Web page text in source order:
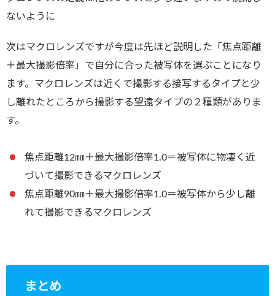
ないように
次はマクロレンズですが今度は先ほど説明した「焦点距離
＋最大撮影倍率」で自分に合った被写体を選ぶことになり
ます。マクロレンズは近くで撮影する接写するタイプと少
し離れたところから撮影する望遠タイプの２種類がありま
す。
焦点距離12㎜＋最大撮影倍率1.0＝被写体に物凄く近
づいて撮影できるマクロレンズ
焦点距離90㎜＋最大撮影倍率1.0＝被写体から少し離
れて撮影できるマクロレンズ
まとめ